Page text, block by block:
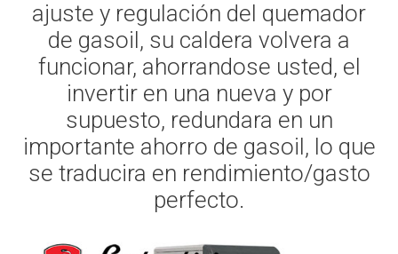
ajuste y regulación del quemador
de gasoil, su caldera volvera a
funcionar, ahorrandose usted, el
invertir en una nueva y por
supuesto, redundara en un
importante ahorro de gasoil, lo que
se traducira en rendimiento/gasto
perfecto.